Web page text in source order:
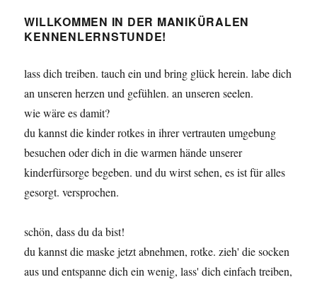
See
WILLKOMMEN IN DER MANIKÜRALEN
KENNENLERNSTUNDE!
lass dich treiben. tauch ein und bring glück herein. labe dich
an unseren herzen und gefühlen. an unseren seelen.
wie wäre es damit?
du kannst die kinder rotkes in ihrer vertrauten umgebung
besuchen oder dich in die warmen hände unserer
kinderfürsorge begeben. und du wirst sehen, es ist für alles
gesorgt. versprochen.
schön, dass du da bist!
du kannst die maske jetzt abnehmen, rotke. zieh' die socken
aus und entspanne dich ein wenig, lass' dich einfach treiben,